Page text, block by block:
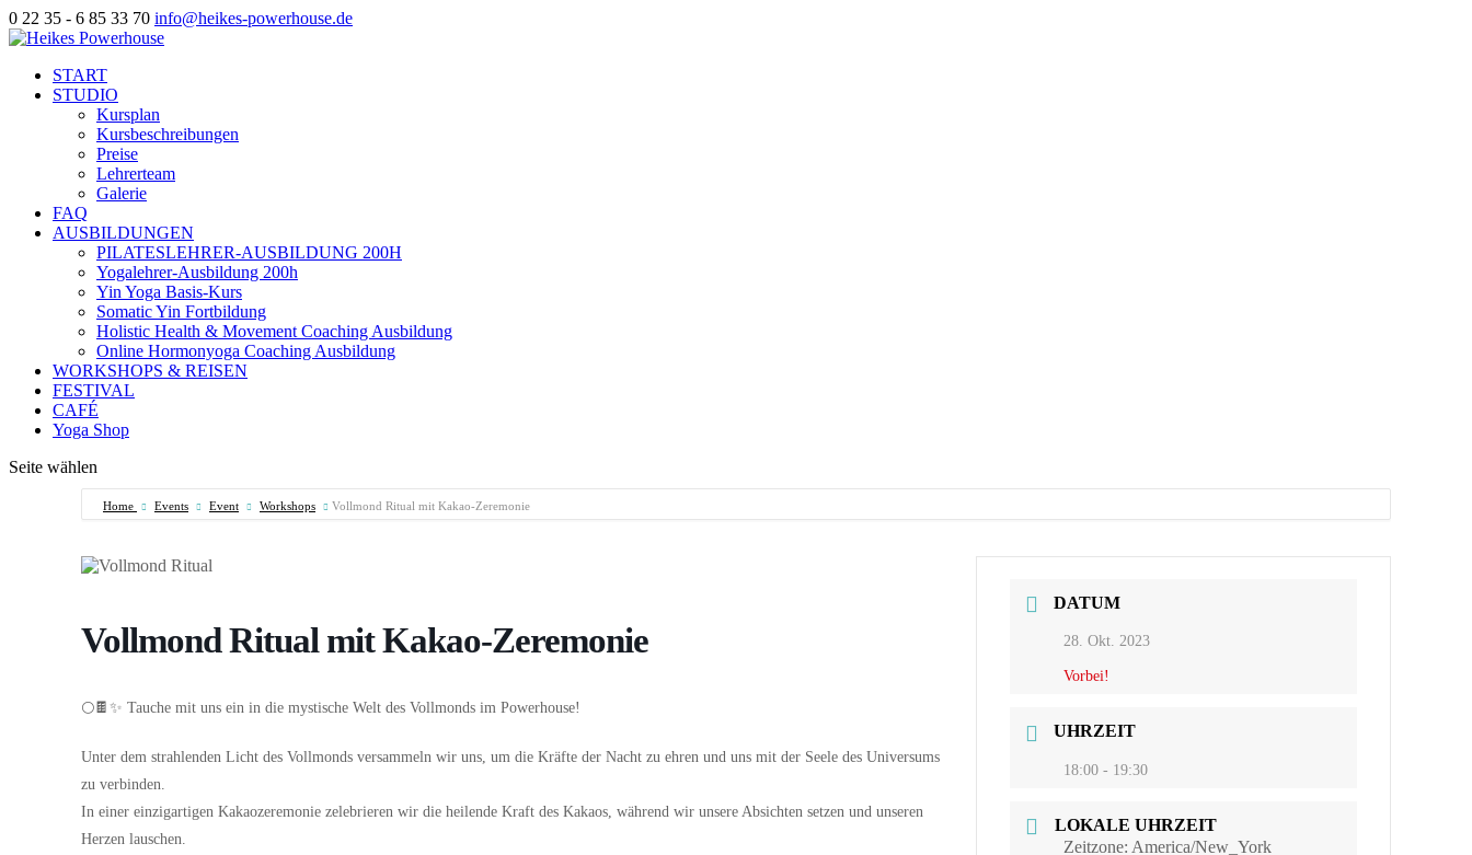
0 22 35 - 6 85 33 70 info@heikes-powerhouse.de
START
STUDIO
Kursplan
Kursbeschreibungen
Preise
Lehrerteam
Galerie
FAQ
AUSBILDUNGEN
PILATESLEHRER-AUSBILDUNG 200H
Yogalehrer-Ausbildung 200h
Yin Yoga Basis-Kurs
Somatic Yin Fortbildung
Holistic Health & Movement Coaching Ausbildung
Online Hormonyoga Coaching Ausbildung
WORKSHOPS & REISEN
FESTIVAL
CAFÉ
Yoga Shop
Seite wählen
Home Events Event Workshops Vollmond Ritual mit Kakao-Zeremonie
Vollmond Ritual mit Kakao-Zeremonie
🌕🍫✨ Tauche mit uns ein in die mystische Welt des Vollmonds im Powerhouse!
Unter dem strahlenden Licht des Vollmonds versammeln wir uns, um die Kräfte der Nacht zu ehren und uns mit der Seele des Universums
zu verbinden.
In einer einzigartigen Kakaozeremonie zelebrieren wir die heilende Kraft des Kakaos, während wir unsere Absichten setzen und unseren
Herzen lauschen.
DATUM
28. Okt. 2023
Vorbei!
UHRZEIT
18:00 - 19:30
LOKALE UHRZEIT
Zeitzone: America/New_York